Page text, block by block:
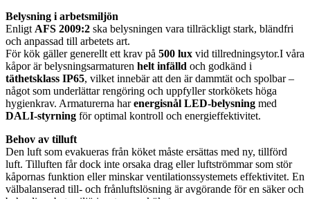
Belysning i arbetsmiljön
EnligtAFS 2009:2 ska belysningen vara tillräckligt stark, bländfri
och anpassad till arbetets art.
För kök gäller generellt ett krav på 500 lux vid tillredningsytor.I våra
kåpor är belysningsarmaturen helt infälld och godkänd i
täthetsklass IP65, vilket innebär att den är dammtät och spolbar –
något som underlättar rengöring och uppfyller storkökets höga
hygienkrav. Armaturerna harenergisnål LED-belysning med
DALI-styrning för optimal kontroll och energieffektivitet.
Behov av tilluft
Den luft som evakueras från köket måste ersättas med ny, tillförd
luft. Tilluften får dock inte orsaka drag eller luftströmmar som stör
kåpornas funktion eller minskar ventilationssystemets effektivitet. En
välbalanserad till- och frånluftslösning är avgörande för en säker och